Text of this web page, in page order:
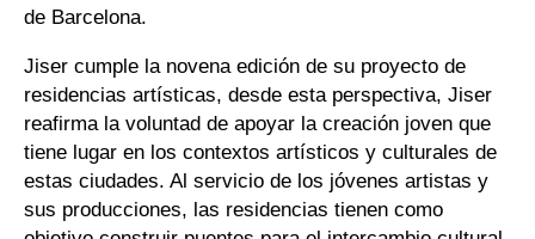
de Barcelona.
Jiser cumple la novena edición de su proyecto de
residencias artísticas, desde esta perspectiva, Jiser
reafirma la voluntad de apoyar la creación joven que
tiene lugar en los contextos artísticos y culturales de
estas ciudades. Al servicio de los jóvenes artistas y
sus producciones, las residencias tienen como